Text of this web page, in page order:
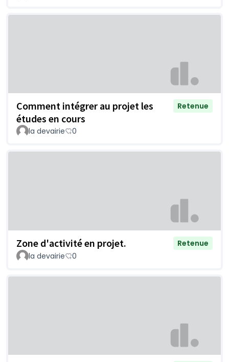
Comment intégrer au projet les
études en cours
Retenue
la devairie 0
Zone d'activité en projet.
Retenue
la devairie
0